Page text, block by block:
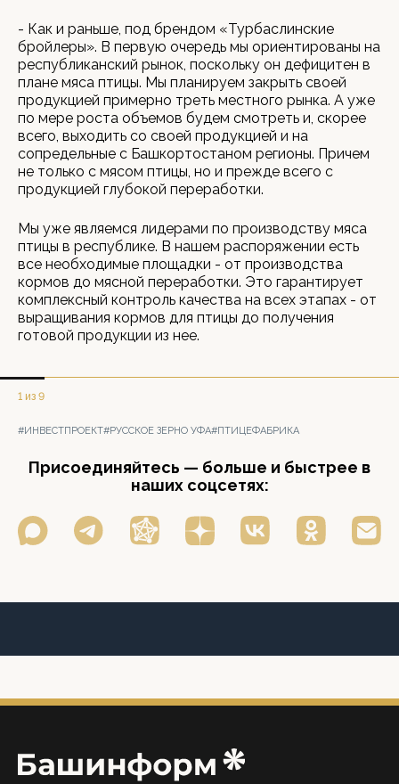
- Как и раньше, под брендом «Турбаслинские
бройлеры». В первую очередь мы ориентированы на
республиканский рынок, поскольку он дефицитен в
плане мяса птицы. Мы планируем закрыть своей
продукцией примерно треть местного рынка. А уже
по мере роста объемов будем смотреть и, скорее
всего, выходить со своей продукцией и на
сопредельные с Башкортостаном регионы. Причем
не только с мясом птицы, но и прежде всего с
продукцией глубокой переработки.
Мы уже являемся лидерами по производству мяса
птицы в республике. В нашем распоряжении есть
все необходимые площадки - от производства
кормов до мясной переработки. Это гарантирует
комплексный контроль качества на всех этапах - от
выращивания кормов для птицы до получения
готовой продукции из нее.
1 из 9
#ИНВЕСТПРОЕКТ#РУССКОЕ ЗЕРНО УФА#ПТИЦЕФАБРИКА
Присоединяйтесь — больше и быстрее в
наших соцсетях: